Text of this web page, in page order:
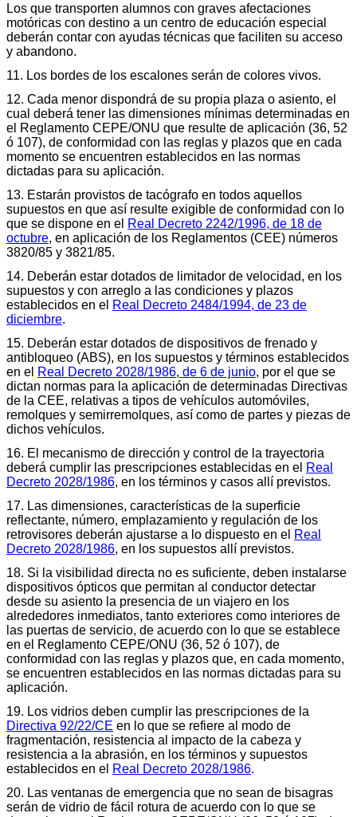
Los que transporten alumnos con graves afectaciones
motóricas con destino a un centro de educación especial
deberán contar con ayudas técnicas que faciliten su acceso
y abandono.
11. Los bordes de los escalones serán de colores vivos.
12. Cada menor dispondrá de su propia plaza o asiento, el
cual deberá tener las dimensiones mínimas determinadas en
el Reglamento CEPE/ONU que resulte de aplicación (36, 52
ó 107), de conformidad con las reglas y plazos que en cada
momento se encuentren establecidos en las normas
dictadas para su aplicación.
13. Estarán provistos de tacógrafo en todos aquellos
supuestos en que así resulte exigible de conformidad con lo
que se dispone en el Real Decreto 2242/1996, de 18 de
octubre, en aplicación de los Reglamentos (CEE) números
3820/85 y 3821/85.
14. Deberán estar dotados de limitador de velocidad, en los
supuestos y con arreglo a las condiciones y plazos
establecidos en el Real Decreto 2484/1994, de 23 de
diciembre.
15. Deberán estar dotados de dispositivos de frenado y
antibloqueo (ABS), en los supuestos y términos establecidos
en el Real Decreto 2028/1986, de 6 de junio, por el que se
dictan normas para la aplicación de determinadas Directivas
de la CEE, relativas a tipos de vehículos automóviles,
remolques y semirremolques, así como de partes y piezas de
dichos vehículos.
16. El mecanismo de dirección y control de la trayectoria
deberá cumplir las prescripciones establecidas en el Real
Decreto 2028/1986, en los términos y casos allí previstos.
17. Las dimensiones, características de la superficie
reflectante, número, emplazamiento y regulación de los
retrovisores deberán ajustarse a lo dispuesto en el Real
Decreto 2028/1986, en los supuestos allí previstos.
18. Si la visibilidad directa no es suficiente, deben instalarse
dispositivos ópticos que permitan al conductor detectar
desde su asiento la presencia de un viajero en los
alrededores inmediatos, tanto exteriores como interiores de
las puertas de servicio, de acuerdo con lo que se establece
en el Reglamento CEPE/ONU (36, 52 ó 107), de
conformidad con las reglas y plazos que, en cada momento,
se encuentren establecidos en las normas dictadas para su
aplicación.
19. Los vidrios deben cumplir las prescripciones de la
Directiva 92/22/CE en lo que se refiere al modo de
fragmentación, resistencia al impacto de la cabeza y
resistencia a la abrasión, en los términos y supuestos
establecidos en el Real Decreto 2028/1986.
20. Las ventanas de emergencia que no sean de bisagras
serán de vidrio de fácil rotura de acuerdo con lo que se